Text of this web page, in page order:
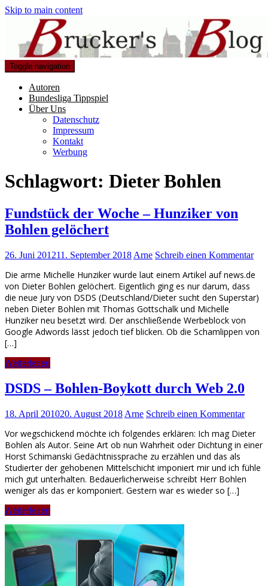
Skip to main content
Toggle navigation
Autoren
Bundesliga Tippspiel
Über Uns
Datenschutz
Impressum
Kontakt
Werbung
Schlagwort: Dieter Bohlen
Fundstück der Woche – Hunziker von
Bohlen gelöchert
26. Juni 201211. September 2018 Arne Schreib einen Kommentar
Die arme Michelle Hunziker wurde laut einem Artikel auf news.de
von Dieter Bohlen gelöchert. Eigentlich ging es nur darum, dass
die neue Jury von DSDS (Deutschland/Dieter sucht den Superstar)
neben Dieter Bohlen mit Thomas Gottschalk und Michelle
Hunziker neu besetzt wird. Der anschließende Werbeblock von
Google Adwords lässt jedoch tief blicken. Ob die Schamlippen von
[…]
Weiterlesen
DSDS – Bohlen-Boykott durch Web 2.0
18. April 201020. August 2018 Arne Schreib einen Kommentar
Vor wegschickend möchte ich folgendes erklären: Ich mag Dieter
Bohlen als Autor. Seine Art ob nun Wahrheit oder Dichtung in einer
Horst Schimanski Gedächtnissprache zu erzählen und das als
Studierter der gehobenen Mittelschicht imponiert mir und ich fühle
mich gut unterhalten. Bedauerlicherweise schreibt Herr Bohlen
weniger als das er komponiert. Gestern war es wieder so […]
Weiterlesen